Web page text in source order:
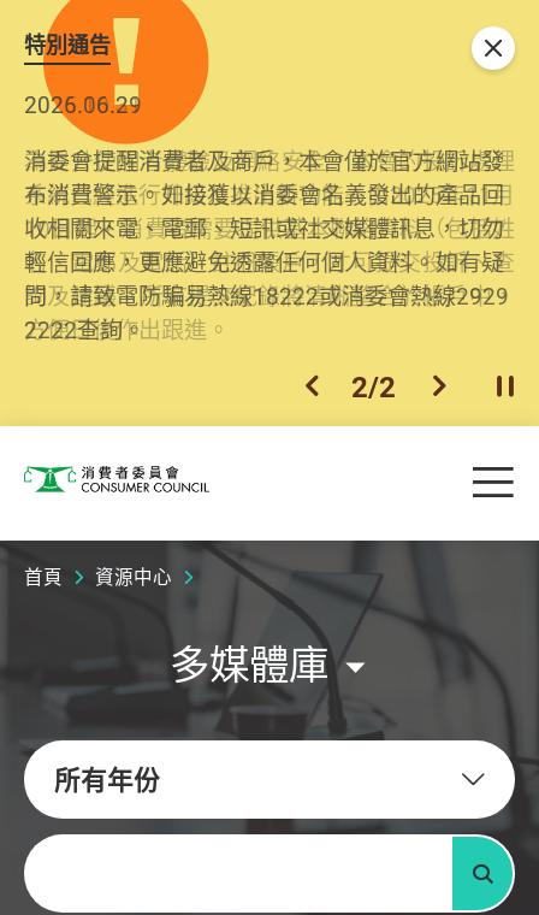
特別通告
2026.06.29
消委會提醒消費者及商戶，本會僅於官方網站發
布消費警示。如接獲以消委會名義發出的產品回
收相關來電、電郵、短訊或社交媒體訊息，切勿
輕信回應，更應避免透露任何個人資料。如有疑
問，請致電防騙易熱線18222或消委會熱線2929
2222查詢。
2025.10.31
為提升使用者體驗及網絡安全，本會的投訴處理
系統已經進行升級及推出新功能。由2025年11月
10日起，消費者需要提供基本聯絡資料（包括姓
名、電郵及電話）註冊帳戶，才可提交投訴、查
詢及建議。所有提交紀錄將清晰整合於帳戶中，
方便日後作出跟進。
上一個
2/2 下一個開
關閉
消費者委員會 目
首頁 資源中心
多媒體庫
所有年份
關鍵字
搜尋